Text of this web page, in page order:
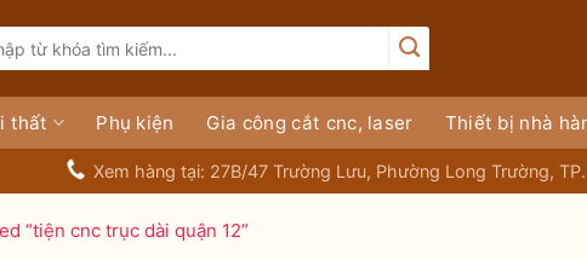
thất Phụ kiện Gia công cắt cnc, laser Thiết bị nhà
Xem hàng tại: 27B/47 Trường Lưu, Phường Long Trường,
“tiện cnc trục dài quận 12”